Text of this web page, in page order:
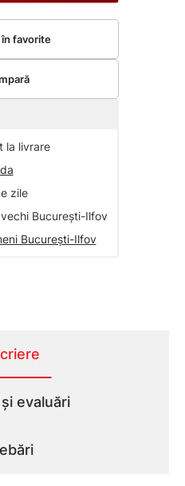
la livrare
zile
București-Ilfov
București-Ilfov
în favorite
evaluări